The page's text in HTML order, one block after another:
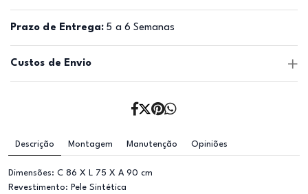
Prazo de Entrega: 5 a 6 Semanas
Custos de Envio
Descrição Montagem Manutenção Opiniões
Dimensões: C 86 X L 75 X A 90 cm
Revestimento: Pele Sintética